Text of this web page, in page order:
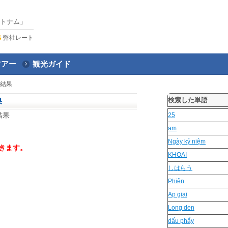
ナム」
弊社レート
ー 観光ガイド
果
果
ます。
検索した単語
25
am
Ngày kỷ niệm
KHOAI
しはらう
Phiên
Ap giai
Long den
dấu phẩy